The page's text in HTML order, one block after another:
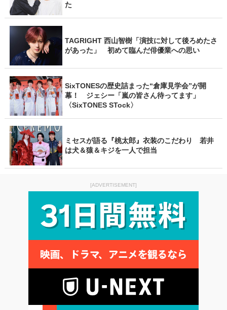
た
TAGRIGHT 西山智樹「演技に対して後ろめたさ
があった」 初めて臨んだ俳優業への思い
SixTONESの歴史詰まった“倉庫見学会”が開
幕！ ジェシー「嵐の皆さん待ってます」
〈SixTONES STock〉
ミセスが語る『桃太郎』衣装のこだわり 若井
は犬＆猿＆キジを一人で担当
[ADVERTISEMENT]